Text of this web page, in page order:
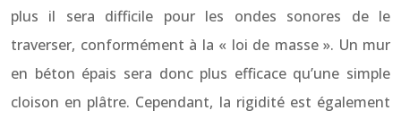
plus il sera difficile pour les ondes sonores de le
traverser, conformément à la « loi de masse ». Un mur
en béton épais sera donc plus efficace qu’une simple
cloison en plâtre. Cependant, la rigidité est également